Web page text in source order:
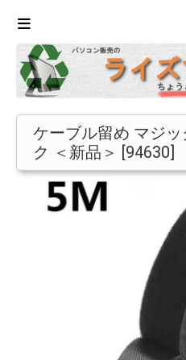
ケーブル留め マジ
ク ＜新品＞ [94630]